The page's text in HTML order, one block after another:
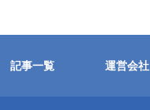
記事一覧 運営会社